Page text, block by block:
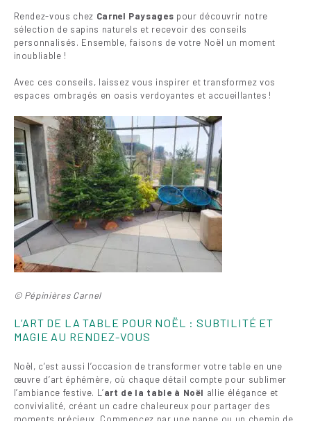
Rendez-vous chez Carnel Paysages pour découvrir notre
sélection de sapins naturels et recevoir des conseils
personnalisés. Ensemble, faisons de votre Noël un moment
inoubliable !
Avec ces conseils, laissez vous inspirer et transformez vos
espaces ombragés en oasis verdoyantes et accueillantes !
© Pépinières Carnel
L’ART DE LA TABLE POUR NOËL : SUBTILITÉ ET
MAGIE AU RENDEZ-VOUS
Noël, c’est aussi l’occasion de transformer votre table en une
œuvre d’art éphémère, où chaque détail compte pour sublimer
l’ambiance festive. L’art de la table à Noël allie élégance et
convivialité, créant un cadre chaleureux pour partager des
moments précieux. Commencez par une nappe ou un chemin de